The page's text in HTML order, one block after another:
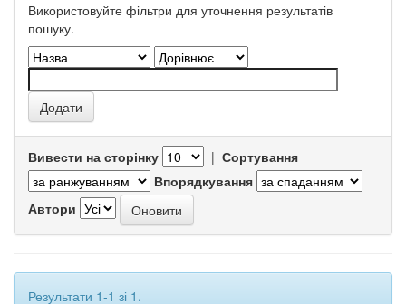
Використовуйте фільтри для уточнення результатів
пошуку.
Вивести на сторінку | Сортування
Впорядкування
Автори
Результати 1-1 зі 1.